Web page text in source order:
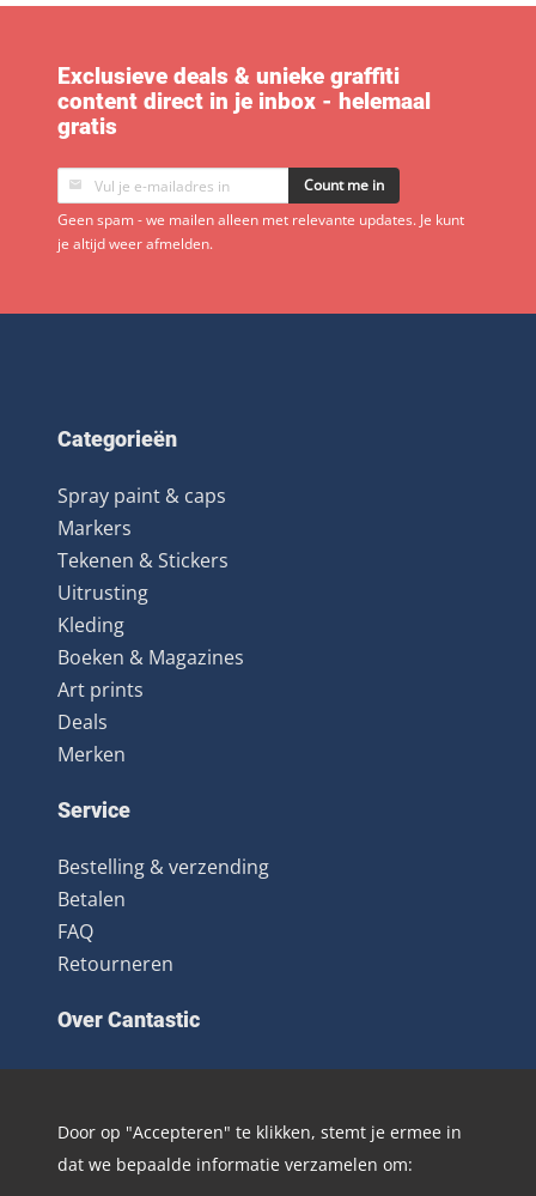
Exclusieve deals & unieke graffiti
content direct in je inbox - helemaal
gratis
Count me in
Geen spam - we mailen alleen met relevante updates. Je kunt
je altijd weer afmelden.
Categorieën
Spray paint & caps
Markers
Tekenen & Stickers
Uitrusting
Kleding
Boeken & Magazines
Art prints
Deals
Merken
Service
Bestelling & verzending
Betalen
FAQ
Retourneren
Over Cantastic
Over ons
Algemene voorwaarden
Nieuwsbrief
Door op "Accepteren" te klikken, stemt je ermee in
dat we bepaalde informatie verzamelen om: